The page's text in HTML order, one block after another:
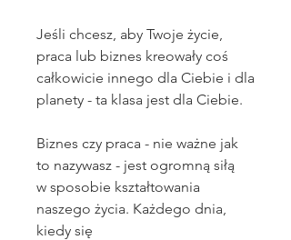
Jeśli chcesz, aby Twoje życie,
praca lub biznes kreowały coś
całkowicie innego dla Ciebie i dla
planety - ta klasa jest dla Ciebie.
Biznes czy praca - nie ważne jak
to nazywasz - jest ogromną siłą
w sposobie kształtowania
naszego życia. Każdego dnia,
kiedy się